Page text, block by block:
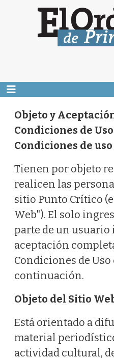
Objeto y
Condiciones de
Condiciones de uso
Tienen por objeto
realicen las
sitio Punto Crítico
Web"). El solo
parte de un
aceptación
Condiciones de
continuación.
Objeto del Sitio
Está orientado a
material
actividad cultural,